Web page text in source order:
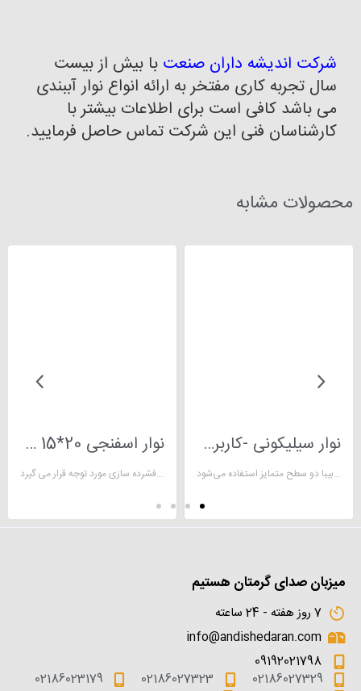
شرکت اندیشه داران صنعت با بیش از بیست
سال تجربه کاری مفتخر به ارائه انواع نوار آببندی
می باشد کافی است برای اطلاعات بیشتر با
کارشناسان فنی این شرکت تماس حاصل فرمایید.
محصولات مشابه
نوار سیلیکونی -کاربرد نوار سیلیکونی
نوار سیلیکونی واشر یک نوع مواد پلیمری است که به صورت نوارهای باریک و انعطاف‌پذیر تولید می‌شود و از سیلیکون ساخته می‌شود. این نوارها اغلب به صورت مهره‌ها یا حلقه‌های پهن تولید می‌شوند و در مکان‌هایی که نیاز به عایق‌بندی و درزگیری برای محافظت در برابرنفوذ سیالات مایع و گازها داریم، به کار می‌روند. به عبارت دیگر، نوار سیلیکونی واشر برای ایجاد انطباق و ایجاد درزهای هوایی یا آبیبا دو سطح متمایز استفاده می‌شود
نوار اسفنجی 20*15 سفید
نوار اسفنجی 20*15 سفید به دلیل حرارت بالا، مقاومت در برابر فشرده سازی مورد توجه قرار می گیرد
میزبان صدای گرمتان هستیم
7 روز هفته - 24 ساعته
info@andishedaran.com
09192021798
02186027329
02186027323
02186023179